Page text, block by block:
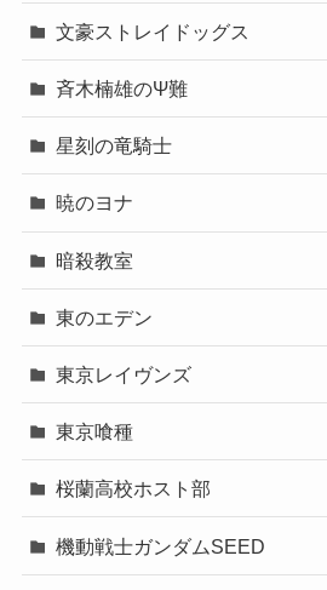
文豪ストレイドッグス
斉木楠雄のΨ難
星刻の竜騎士
暁のヨナ
暗殺教室
東のエデン
東京レイヴンズ
東京喰種
桜蘭高校ホスト部
機動戦士ガンダムSEED